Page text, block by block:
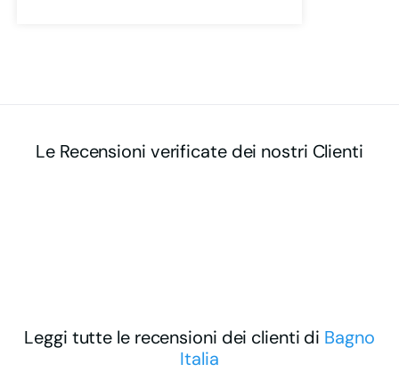
Le Recensioni verificate dei nostri Clienti
Leggi tutte le recensioni dei clienti di Bagno
Italia